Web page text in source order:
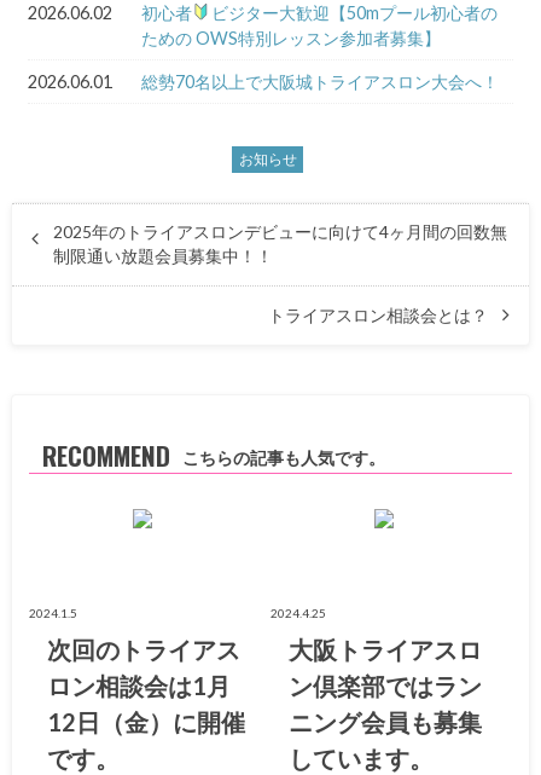
2026.06.02 初心者
ビジター大歓迎【50mプール初心者の
ための OWS特別レッスン参加者募集】
2026.06.01 総勢70名以上で大阪城トライアスロン大会へ！
お知らせ
2025年のトライアスロンデビューに向けて4ヶ月間の回数無
制限通い放題会員募集中！！
トライアスロン相談会とは？
RECOMMEND こちらの記事も人気です。
2024.1.5
次回のトライアス
ロン相談会は1月
12日（金）に開催
です。
2024.4.25
大阪トライアスロ
ン倶楽部ではラン
ニング会員も募集
しています。